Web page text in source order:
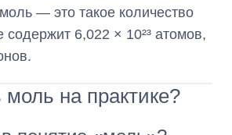
— это такое количество
содержит 6,022 × 10²³ атомов,
моль на практике?